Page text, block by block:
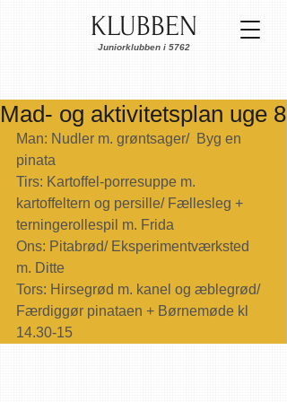
KLUBBEN
Juniorklubben i 5762
Mad- og aktivitetsplan uge 8
Man: Nudler m. grøntsager/  Byg en
pinata
Tirs: Kartoffel-porresuppe m.
kartoffeltern og persille/ Fællesleg +
terningerollespil m. Frida
Ons: Pitabrød/ Eksperimentværksted
m. Ditte
Tors: Hirsegrød m. kanel og æblegrød/
Færdiggør pinataen + Børnemøde kl
14.30-15